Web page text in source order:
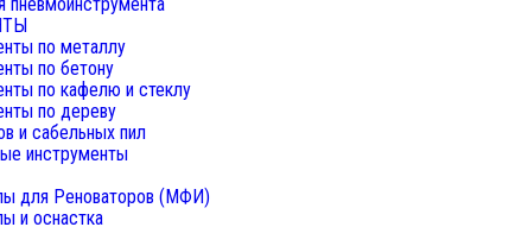
по металлу
по бетону
по кафелю и стеклу
по дереву
и сабельных пил
инструменты
для Реноваторов (МФИ)
и оснастка